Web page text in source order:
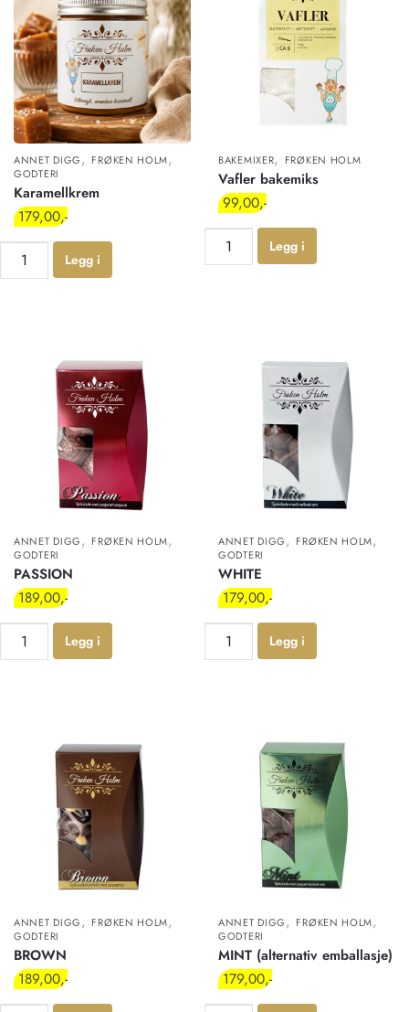
ANNET DIGG, FRØKEN HOLM,
GODTERI
Karamellkrem
179,00
Legg i
BAKEMIXER, FRØKEN HOLM
Vafler bakemiks
99,00
Legg i
ANNET DIGG, FRØKEN HOLM,
GODTERI
PASSION
189,00
Legg i
ANNET DIGG, FRØKEN HOLM,
GODTERI
WHITE
179,00
Legg i
ANNET DIGG, FRØKEN HOLM,
GODTERI
BROWN
189,00
ANNET DIGG, FRØKEN HOLM,
GODTERI
MINT (alternativ emballasje)
179,00